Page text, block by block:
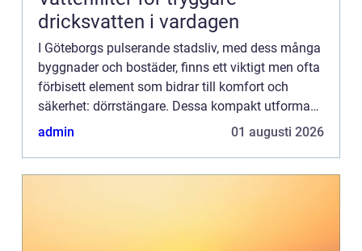
dricksvatten i vardagen
I Göteborgs pulserande stadsliv, med dess många
byggnader och bostäder, finns ett viktigt men ofta
förbisett element som bidrar till komfort och
säkerhet: dörrstängare. Dessa kompakt utformade
mekanismer är av...
admin 01 augusti 2026